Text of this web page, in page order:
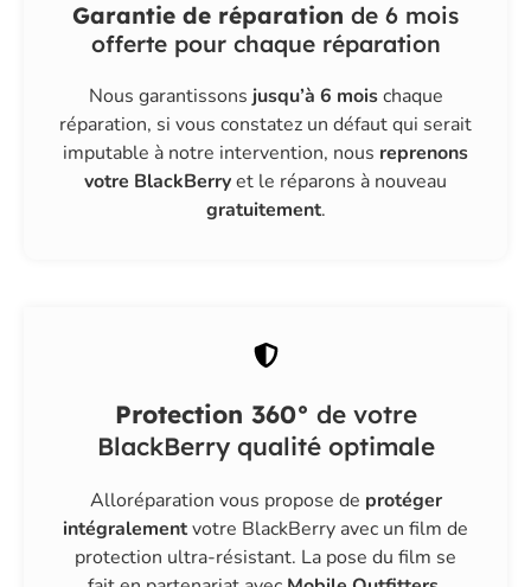
Garantie de réparation de 6 mois
offerte pour chaque réparation
Nous garantissons jusqu’à 6 moischaque
réparation, si vous constatez un défaut qui serait
imputable à notre intervention, nous reprenons
votre BlackBerryet le réparons à nouveau
gratuitement.
Protection 360° de votre
BlackBerry qualité optimale
Alloréparation vous propose de protéger
intégralementvotre BlackBerry avec un film de
protection ultra-résistant. La pose du film se